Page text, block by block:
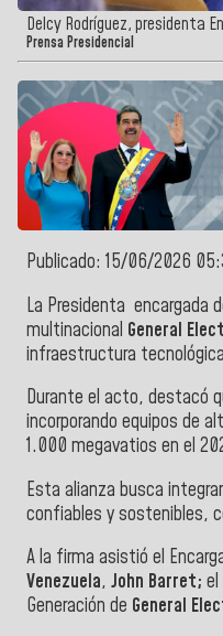
Delcy Rodríguez, presidenta
Prensa Presidencial
Publicado: 15/06/2026
La Presidenta encargada
multinacional General
infraestructura
Durante el acto, destacó
incorporando equipos de
1.000 megavatios en el
Esta alianza busca
confiables y sostenibles,
A la firma asistió el
Venezuela, John Barret;
Generación de General